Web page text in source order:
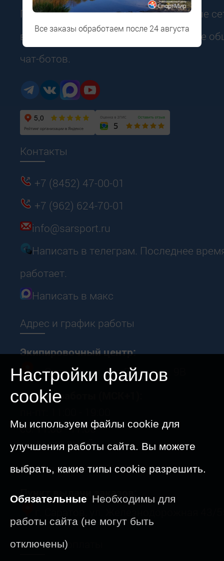
Подписывайтесь на наши социальные
в курсе всех новостей и акций. Живое
чат-ботов.
Контакты
+7 (8452) 47-00-01
+7 (962) 624-70-01
info@sarsport.ru
Написать в телеграм. Последнее
работает.
Написать в макс
Адрес и график работы
Экипировочный центр:
г. Саратов, ул. 5-я Дачная, д. 9В
График работы (МСК+1):
сб: 11:00 - 17:00
вс: ВЫХОДНОЙ
09-23 августа: ОТПУСК
Пункт выдачи заказов:
Способы оплаты
Настройки файлов
cookie
Мы используем файлы cookie для
улучшения работы сайта. Вы можете
выбрать, какие типы cookie разрешить.
Обязательные Необходимы для
работы сайта (не могут быть
отключены)
Все заказы обработаем после 24 августа